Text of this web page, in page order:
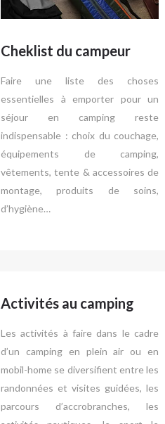
Cheklist du campeur
Faire une liste des choses
essentielles à emporter pour un
séjour en camping reste
indispensable : choix du couchage,
équipements de camping,
vêtements, tente & accessoires de
montage, produits de soins,
d’hygiène…
Activités au camping
Les activités à faire dans le cadre
d’un camping en plein air ou en
mobil-home se diversifient entre les
randonnées et visites guidées, les
parcours d’accrobranches, les